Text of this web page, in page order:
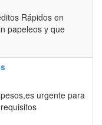
Rápidos en
papeleos y que
urgente para